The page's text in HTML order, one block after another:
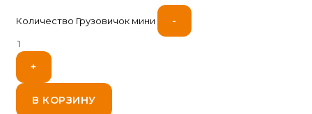
Количество Грузовичок мини -
+
В КОРЗИНУ